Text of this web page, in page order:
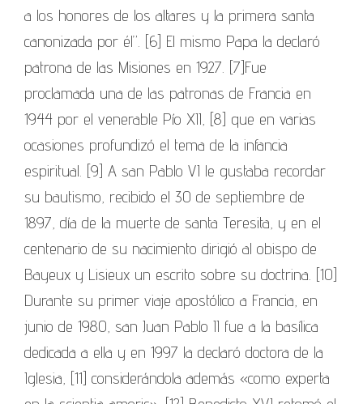
a los honores de los altares y la primera santa
canonizada por él”. [6] El mismo Papa la declaró
patrona de las Misiones en 1927. [7]Fue
proclamada una de las patronas de Francia en
1944 por el venerable Pío XII, [8] que en varias
ocasiones profundizó el tema de la infancia
espiritual. [9] A san Pablo VI le gustaba recordar
su bautismo, recibido el 30 de septiembre de
1897, día de la muerte de santa Teresita, y en el
centenario de su nacimiento dirigió al obispo de
Bayeux y Lisieux un escrito sobre su doctrina. [10]
Durante su primer viaje apostólico a Francia, en
junio de 1980, san Juan Pablo II fue a la basílica
dedicada a ella y en 1997 la declaró doctora de la
Iglesia, [11] considerándola además «como experta